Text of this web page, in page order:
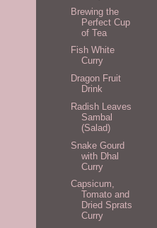
Brewing the
Perfect Cup
of Tea
Fish White
Curry
Dragon Fruit
Drink
Radish Leaves
Sambal
(Salad)
Snake Gourd
with Dhal
Curry
Capsicum,
Tomato and
Dried Sprats
Curry